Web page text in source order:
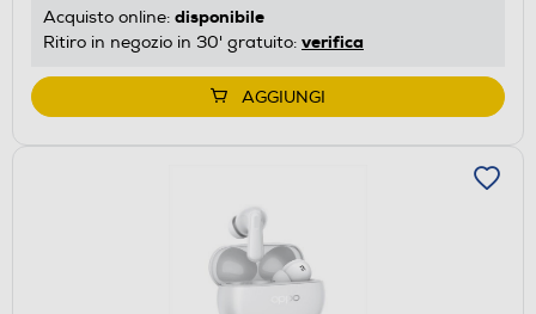
Acquisto online: disponibile
Ritiro in negozio in 30' gratuito: verifica
AGGIUNGI